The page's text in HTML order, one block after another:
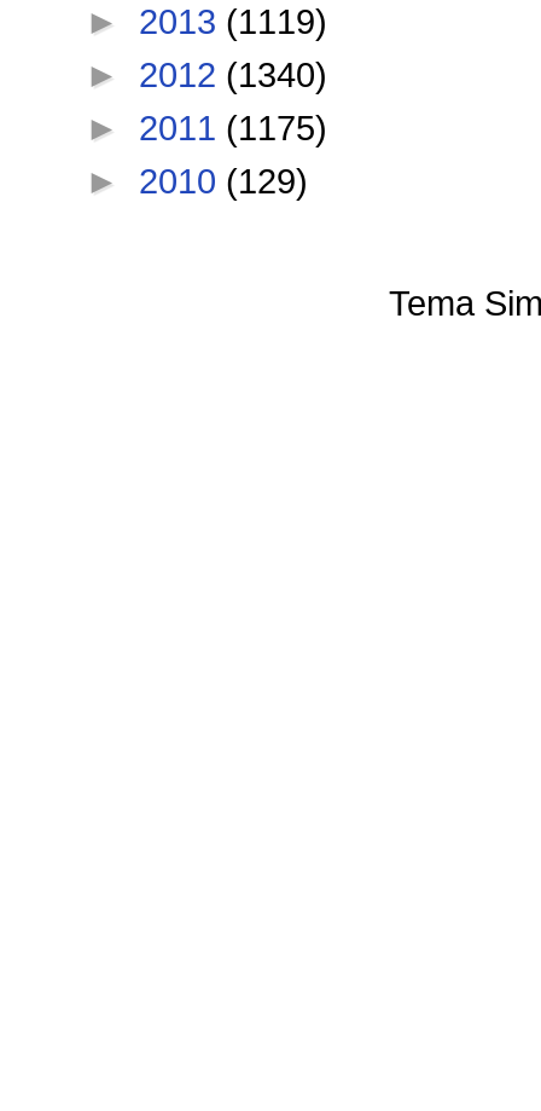
► 2013 (1119)
► 2012 (1340)
► 2011 (1175)
► 2010 (129)
Tema